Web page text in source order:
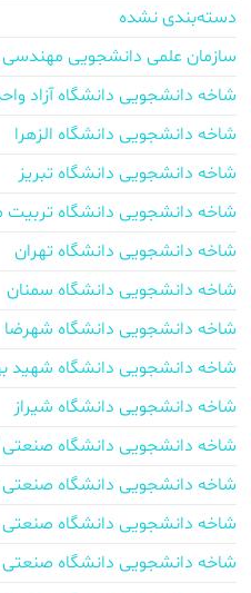
دسته‌بندی نشده
سازمان علمی دانشجویی مهندسی
شاخه دانشجویی دانشگاه آزاد
شاخه دانشجویی دانشگاه الزهرا
شاخه دانشجویی دانشگاه تبریز
شاخه دانشجویی دانشگاه
شاخه دانشجویی دانشگاه تهران
شاخه دانشجویی دانشگاه سمنان
شاخه دانشجویی دانشگاه شهرضا
شاخه دانشجویی دانشگاه شهید
شاخه دانشجویی دانشگاه شیراز
شاخه دانشجویی دانشگاه صنعتی
شاخه دانشجویی دانشگاه
شاخه دانشجویی دانشگاه
شاخه دانشجویی دانشگاه